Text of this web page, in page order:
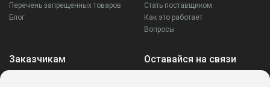
Перечень запрещенных товаров
Блог
Стать поставщиком
Как это работает
Вопросы
Заказчикам Оставайся на связи